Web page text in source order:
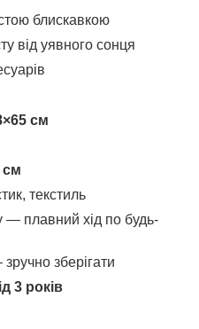
блискавкою
від уявного сонця
см
см
текстиль
— плавний хід по будь-
зберігати
3 років